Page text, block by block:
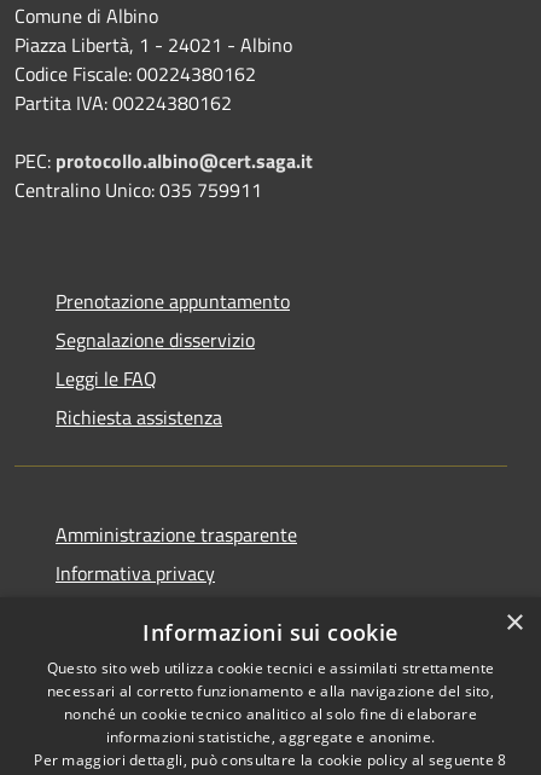
Comune di Albino
Piazza Libertà, 1 - 24021 - Albino
Codice Fiscale: 00224380162
Partita IVA: 00224380162
PEC: protocollo.albino@cert.saga.it
Centralino Unico: 035 759911
Prenotazione appuntamento
Segnalazione disservizio
Leggi le FAQ
Richiesta assistenza
Amministrazione trasparente
Informativa privacy
Dichiarazione di accessibilità
×
Informazioni sui cookie
Questo sito web utilizza cookie tecnici e assimilati strettamente
necessari al corretto funzionamento e alla navigazione del sito,
nonché un cookie tecnico analitico al solo fine di elaborare
informazioni statistiche, aggregate e anonime.
Per maggiori dettagli, può consultare la cookie policy al seguente8